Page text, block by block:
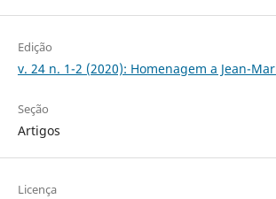
Edição
v. 24 n. 1-2 (2020): Homenagem a Jean-
Seção
Artigos
Licença